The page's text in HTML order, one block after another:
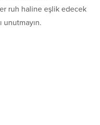
ruh haline eşlik edecek
unutmayın.